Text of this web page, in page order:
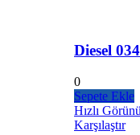
Diesel
0
Sepete Ekle
Hızlı
Karşılaştır